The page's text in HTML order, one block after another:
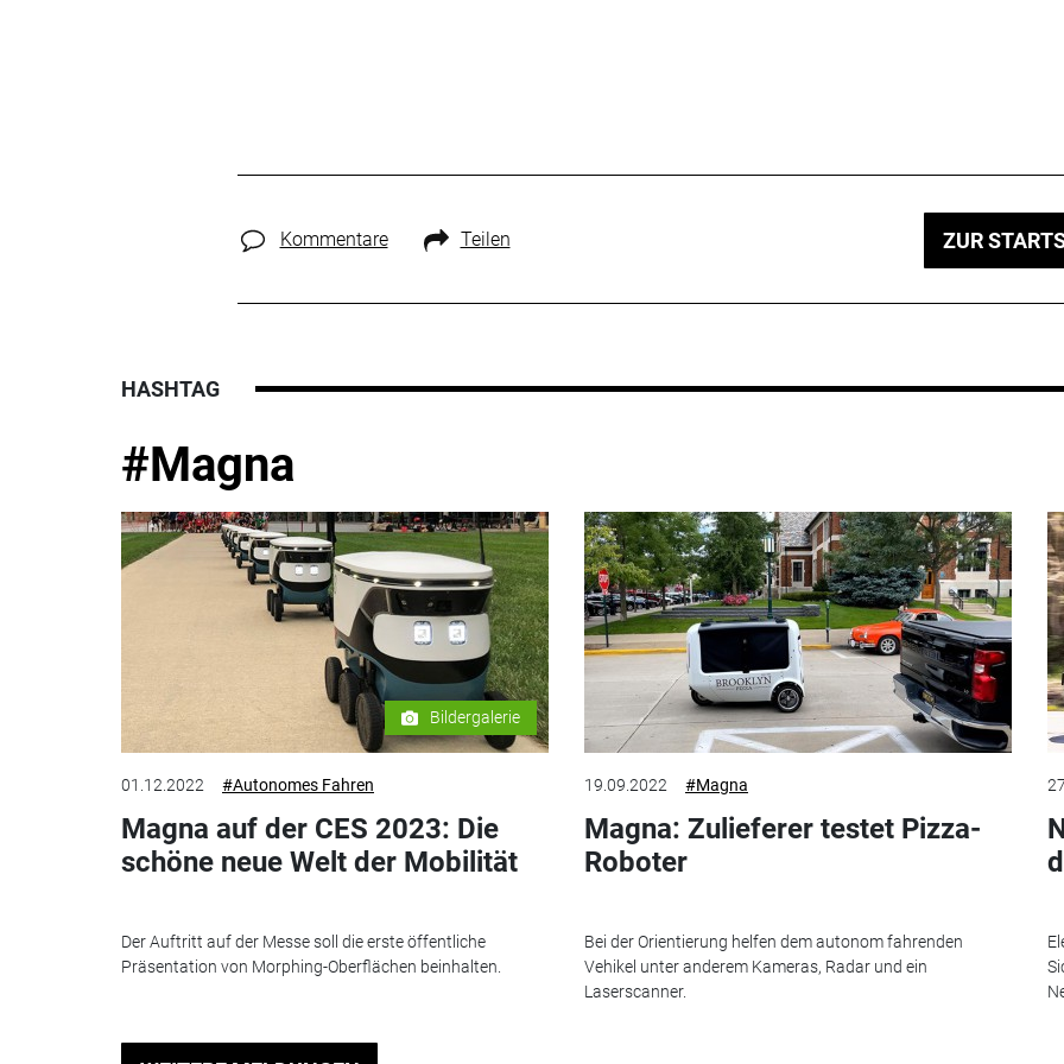
Kommentare Teilen ZUR
HASHTAG
#Magna
Bildergalerie
01.12.2022 #Autonomes Fahren
Magna auf der CES 2023: Die
schöne neue Welt der Mobilität
Der Auftritt auf der Messe soll die erste öffentliche
Präsentation von Morphing-Oberflächen beinhalten.
19.09.2022 #Magna
Magna: Zulieferer testet Pizza-
Roboter
Bei der Orientierung helfen dem autonom fahrenden
Vehikel unter anderem Kameras, Radar und ein
Laserscanner.